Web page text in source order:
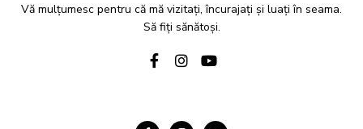
Vă mulțumesc pentru că mă vizitați, încurajați și luați în seama.
Să fiți sănătoși.